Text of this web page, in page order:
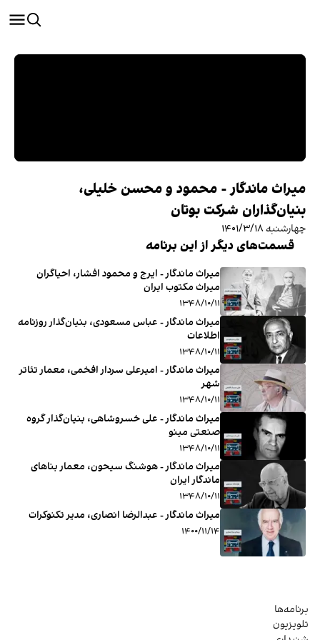
میراث ماندگار - محمود و محسن خلیلی،
بنیان‌گذاران شرکت بوتان
چهارشنبه ۱۴۰۱/۳/۱۸
قسمت‌های دیگر از این برنامه
میراث ماندگار - ایرج و محمود افشار، احیاگران
میراث مکتوب ایران
۱۳۴۸/۱۰/۱۱
میراث ماندگار - عباس مسعودی، بنیان‌گذار روزنامه
اطلاعات
۱۳۴۸/۱۰/۱۱
میراث ماندگار - امیرعلی سردار ‌افخمی، معمار تئاتر
شهر
۱۳۴۸/۱۰/۱۱
میراث ماندگار - علی خسروشاهی، بنیان‌گذار گروه
صنعتی مینو
۱۳۴۸/۱۰/۱۱
میراث ماندگار - هوشنگ سیحون، معمار بناهای
ماندگار ایران
۱۳۴۸/۱۰/۱۱
میراث ماندگار - عبدالرضا انصاری، مدیر تکنوکرات
۱۴۰۰/۱۱/۱۴
برنامه‌ها
تلویزیون